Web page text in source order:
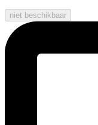
niet beschikbaar